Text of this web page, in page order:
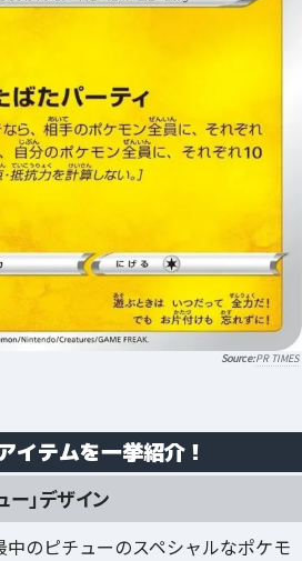
PR TIMES
イテムを一挙紹介！
ー」デザイン
のピチューのスペシャルなポケモ